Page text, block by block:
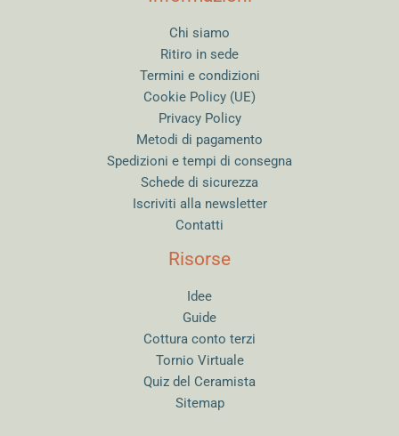
Chi siamo
Ritiro in sede
Termini e condizioni
Cookie Policy (UE)
Privacy Policy
Metodi di pagamento
Spedizioni e tempi di consegna
Schede di sicurezza
Iscriviti alla newsletter
Contatti
Risorse
Idee
Guide
Cottura conto terzi
Tornio Virtuale
Quiz del Ceramista
Sitemap